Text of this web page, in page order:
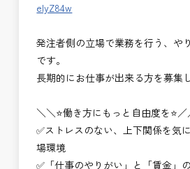
eIyZ84w
発注者側の立場で業務を行う、や
です。
長期的にお仕事が出来る方を募集
＼＼⭐働き方にもっと自由度を⭐／
✅ストレスのない、上下関係を気
場環境
✅「仕事のやりがい」と「賃金」